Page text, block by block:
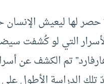
لها ليعيش الإنسان
التي لو كُشفت
تم الكشف عن